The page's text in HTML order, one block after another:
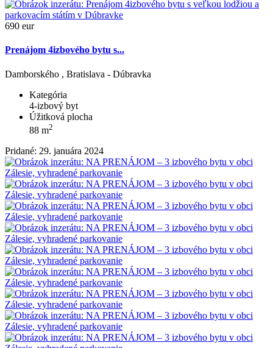
690 eur
Prenájom 4izbového bytu s...
Damborského , Bratislava - Dúbravka
Kategória
4-izbový byt
Úžitková plocha
88 m2
Pridané: 29. januára 2024